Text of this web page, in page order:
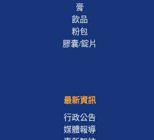
膏
飲品
粉包
膠囊/錠片
最新資訊
行政公告
媒體報導